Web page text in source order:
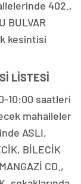
402.,
BULVAR
kesintisi
LİSTESİ
10:00 saatleri
mahalleler
ASLI,
BİLECİK
CD.,